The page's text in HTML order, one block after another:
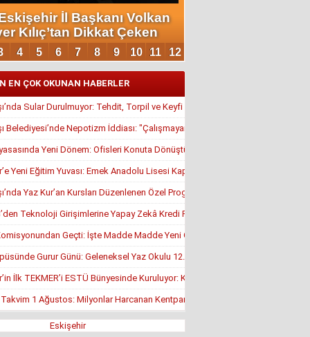
EN ÇOK OKUNAN HABERLER
Sular Durulmuyor: Tehdit, Torpil ve Keyfi Atamalar Gündemde
Belediyesi’nde Nepotizm İddiası: "Çalışmayan Kaldı, Çavuş İstifa Ettirildi"
Yeni Dönem: Ofisleri Konuta Dönüştürmek İçin Son Tarih 1
Yeni Eğitim Yuvası: Emek Anadolu Lisesi Kapılarını Açmaya Hazırlanıyor
Yaz Kur’an Kursları Düzenlenen Özel Programla Açıldı
Teknoloji Girişimlerine Yapay Zekâ Kredi Programı
Geçti: İşte Madde Madde Yeni Öğrenci Affı Rehberi
Gurur Günü: Geleneksel Yaz Okulu 12. Kez Kapanış Yaptı
İlk TEKMER’i ESTÜ Bünyesinde Kuruluyor: KOSGEB Onayı Geldi
Takvim 1 Ağustos: Milyonlar Harcanan Kentpark Plajı Ne Zaman Açılacak?
Eskişehir